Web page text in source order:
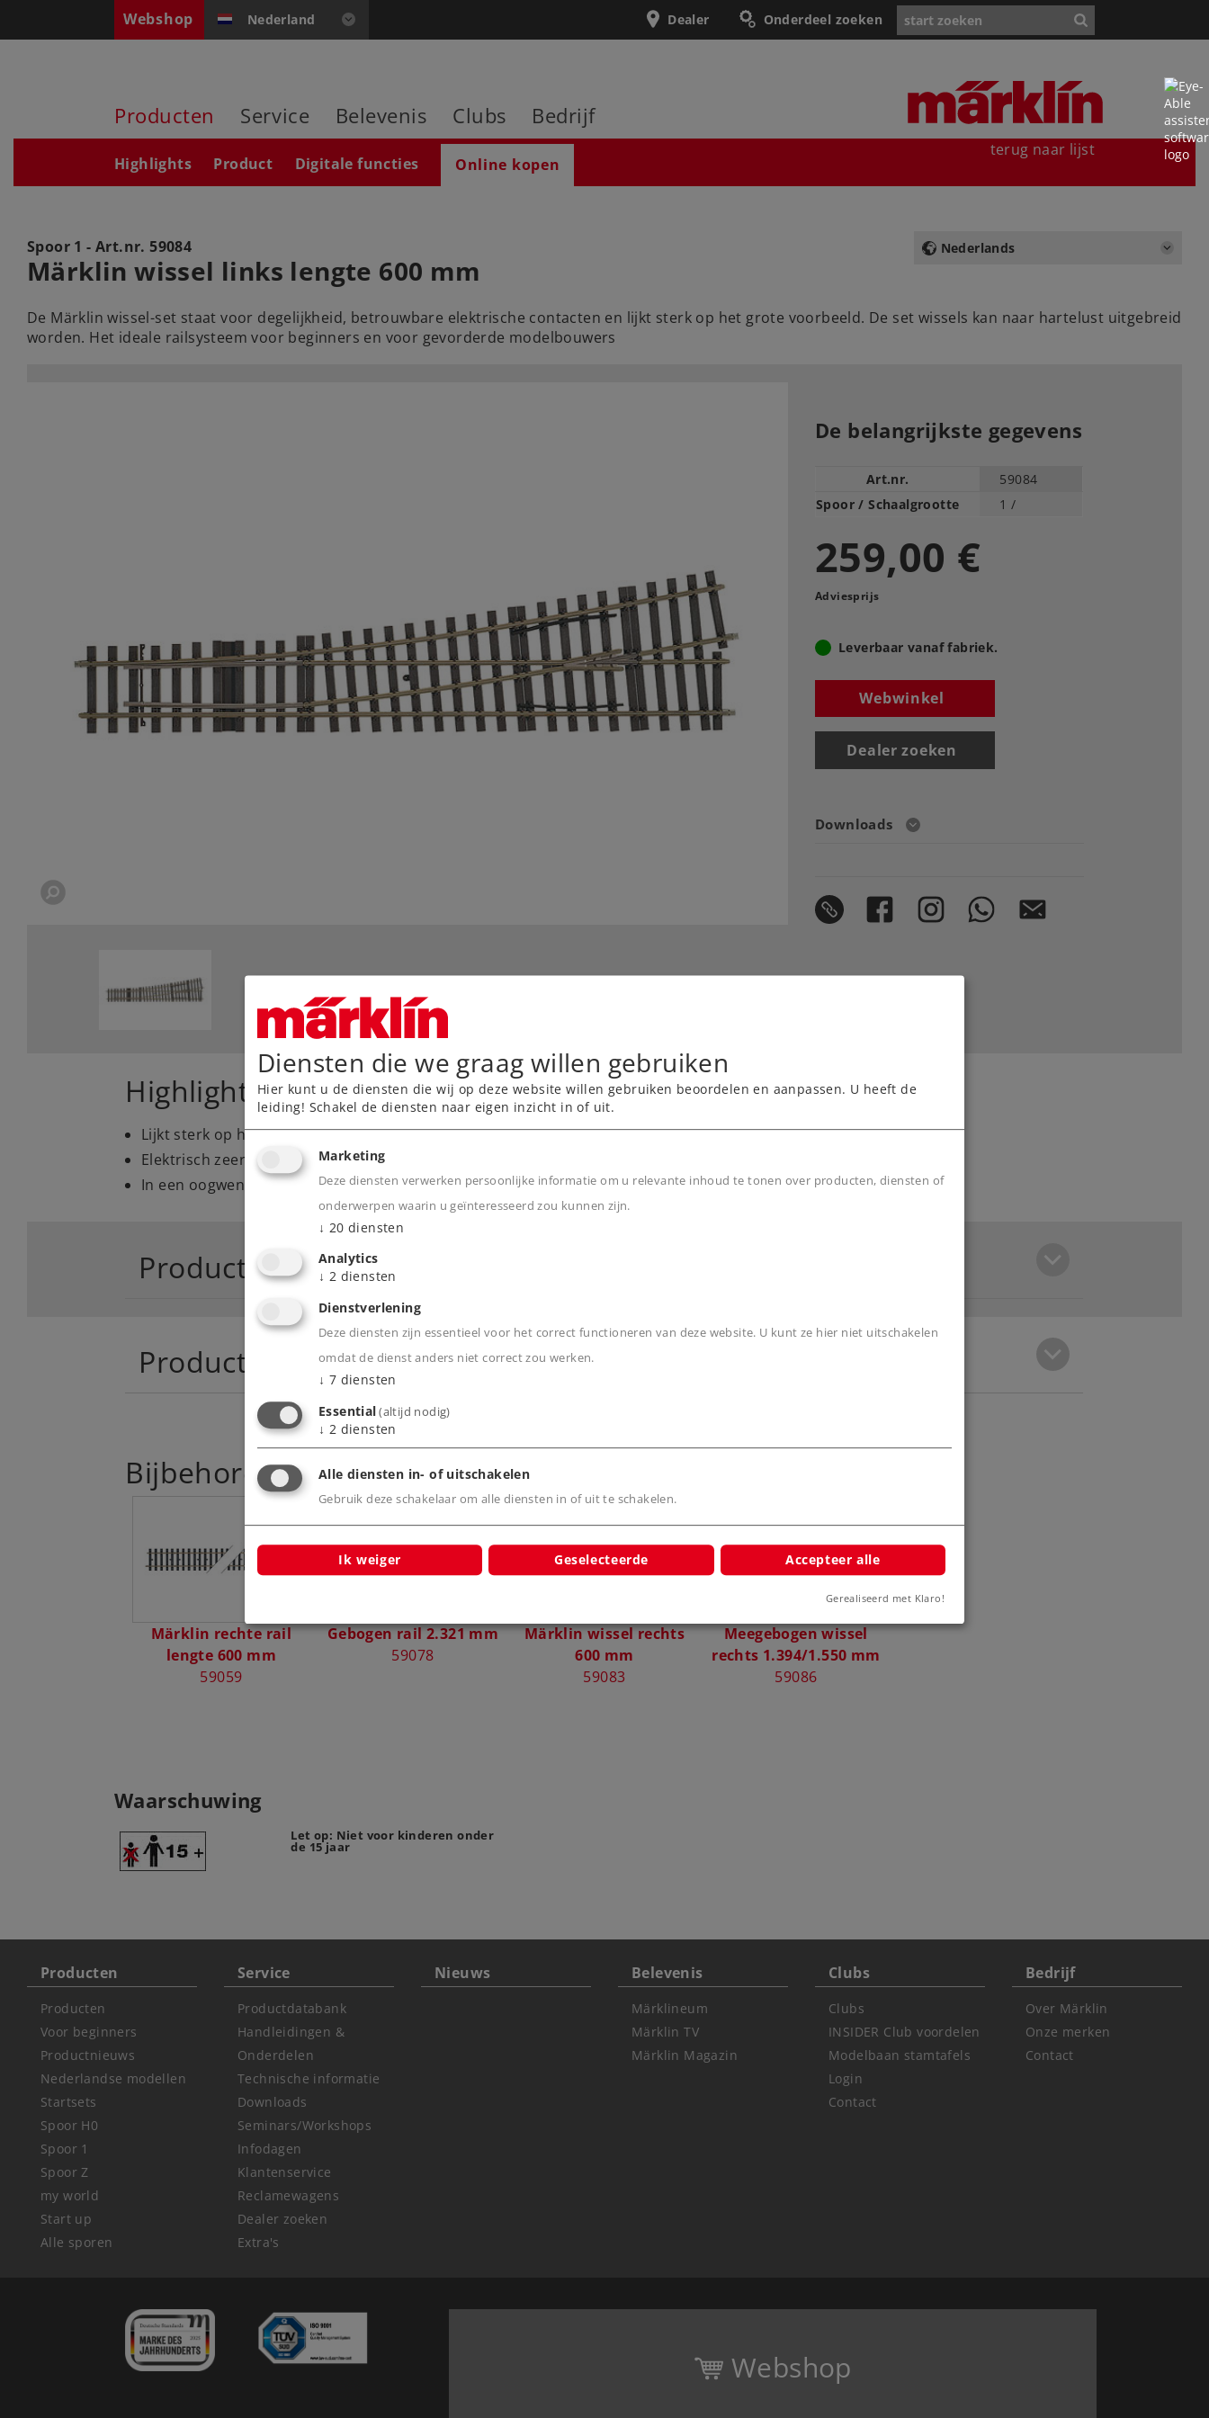
Webshop Nederland Onderdeel zoeken
Dealer
Producten Service Belevenis Clubs Bedrijf
Highlights Product Digitale functies Online kopen
terug naar lijst
Nederlands
Spoor 1 - Art.nr. 59084
Märklin wissel links lengte 600 mm
De Märklin wissel-set staat voor degelijkheid, betrouwbare elektrische contacten en lijkt sterk op het grote voorbeeld. De set wissels kan naar hartelust uitgebreid
worden. Het ideale railsysteem voor beginners en voor gevorderde modelbouwers
De belangrijkste gegevens
Art.nr.
59084
Spoor / Schaalgrootte
1 /
259,00 €
Adviesprijs
Leverbaar vanaf fabriek.
Webwinkel
Dealer zoeken
Downloads
Highlights
Lijkt sterk op het grote voorbeeld
Elektrisch zeer bedrijfszeker
In een oogwenk in elkaar gezet en weer opgeborgen
Product
Productinfo
Bijbehorende producten
Märklin rechte rail
lengte 600 mm
59059
Gebogen rail 2.321 mm
59078
Märklin wissel rechts
600 mm
59083
Meegebogen wissel
rechts 1.394/1.550 mm
59086
Waarschuwing
Let op: Niet voor kinderen onder
de 15 jaar
Producten
Producten
Voor beginners
Productnieuws
Nederlandse modellen
Startsets
Spoor H0
Spoor 1
Spoor Z
my world
Start up
Alle sporen
Service
Productdatabank
Handleidingen &
Onderdelen
Technische informatie
Downloads
Seminars/Workshops
Infodagen
Klantenservice
Reclamewagens
Dealer zoeken
Extra's
Nieuws Belevenis
Märklineum
Märklin TV
Märklin Magazin
Clubs
Clubs
INSIDER Club voordelen
Modelbaan stamtafels
Login
Contact
Bedrijf
Over Märklin
Onze merken
Contact
Webshop
Diensten die we graag willen gebruiken
Hier kunt u de diensten die wij op deze website willen gebruiken beoordelen en aanpassen. U heeft de
leiding! Schakel de diensten naar eigen inzicht in of uit.
Marketing
Deze diensten verwerken persoonlijke informatie om u relevante inhoud te tonen over producten, diensten of
onderwerpen waarin u geïnteresseerd zou kunnen zijn.
↓ 20 diensten
Analytics
↓ 2 diensten
Dienstverlening
Deze diensten zijn essentieel voor het correct functioneren van deze website. U kunt ze hier niet uitschakelen
omdat de dienst anders niet correct zou werken.
↓ 7 diensten
Essential(altijd nodig)
↓ 2 diensten
Alle diensten in- of uitschakelen
Gebruik deze schakelaar om alle diensten in of uit te schakelen.
Ik weiger Geselecteerde Accepteer alle
Gerealiseerd met Klaro!